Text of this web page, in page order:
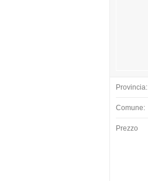
Provincia:
Comune:
Prezzo